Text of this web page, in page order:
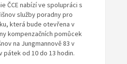
ČCE nabízí ve spolupráci s
služby poradny pro
která bude otevřena v
kompenzačních pomůcek
na Jungmannově 83 v
pátek od 10 do 13 hodin.